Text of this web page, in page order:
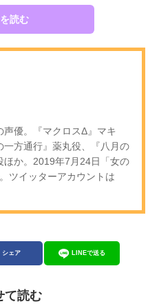
読む
優。『マクロスΔ』マキ
方通行』薬丸役、『八月の
ほか。2019年7月24日「女の
ツイッターアカウントは
シェア LINEで送る
て読む